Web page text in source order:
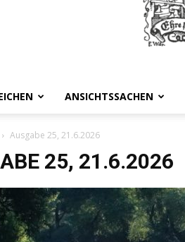
ANSICHTSSACHEN
Ausgabe 25, 21.6.2026
25, 21.6.2026